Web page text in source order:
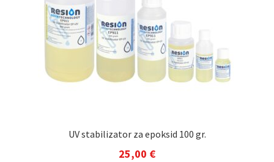
UV stabilizator za epoksid 100 gr.
25,00 €